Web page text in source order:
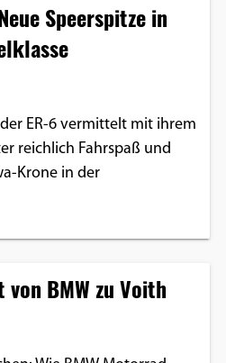
Speerspitze in
ER-6 vermittelt mit ihrem
reichlich Fahrspaß und
Krone in der
BMW zu Voith